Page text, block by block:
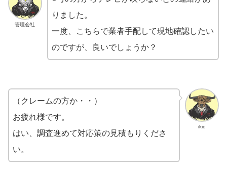
管理会社
りました。
一度、こちらで業者手配して現地確認したい
のですが、良いでしょうか？
ikio
（クレームの方か・・）
お疲れ様です。
はい、調査進めて対応策の見積もりくださ
い。